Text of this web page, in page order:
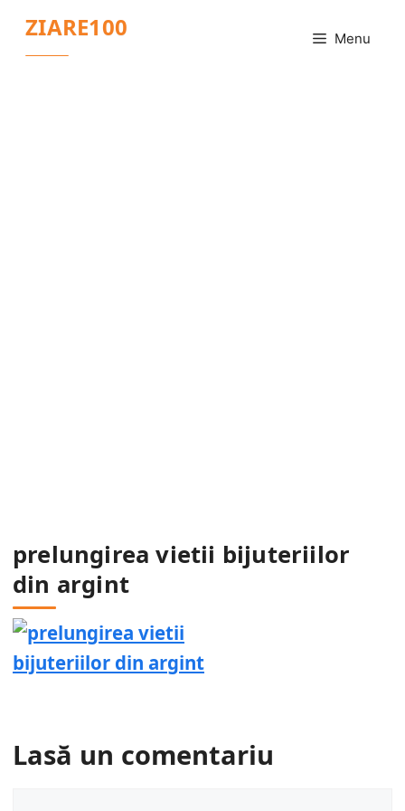
conținut
ZIARE100 Menu
prelungirea vietii bijuteriilor
din argint
Lasă un comentariu